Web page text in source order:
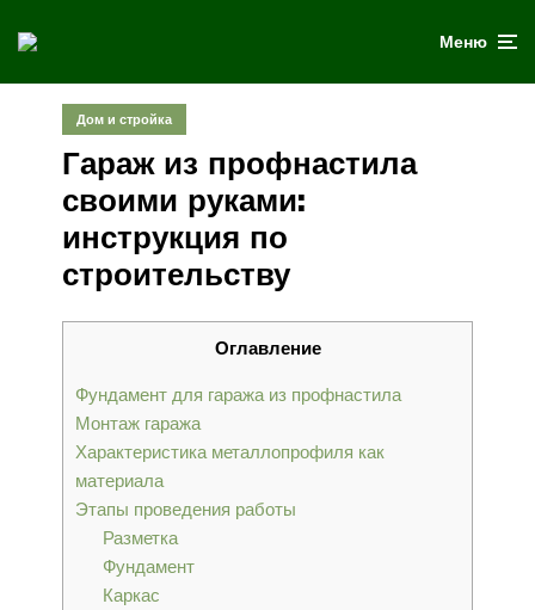
Меню
Дом и стройка
Гараж из профнастила
своими руками:
инструкция по
строительству
Оглавление
Фундамент для гаража из профнастила
Монтаж гаража
Характеристика металлопрофиля как
материала
Этапы проведения работы
Разметка
Фундамент
Каркас